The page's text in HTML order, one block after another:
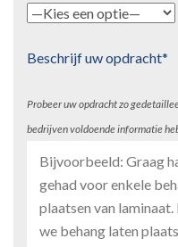
Beschrijf uw opdracht*
Probeer uw opdracht zo
bedrijven voldoende informatie